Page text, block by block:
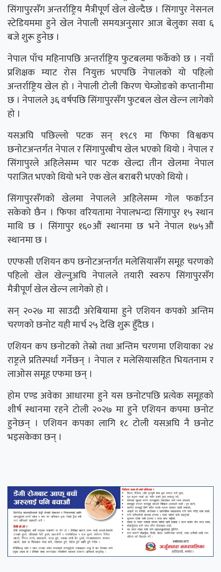
सिंगापुरसँग अन्तर्राष्ट्रिय मैत्रीपूर्ण खेल खेल्दैछ । सिंगापुर नेसनल
स्टेडियममा हुने खेल नेपाली समयअनुसार आज बेलुका सवा ६
बजे शुरू हुनेछ ।
नेपाल पाँच महिनापछि अन्तर्राष्ट्रिय फुटबलमा फर्केको छ । नयाँ
प्रशिक्षक म्याट रोस नियुक्त भएपछि नेपालको यो पहिलो
अन्तर्राष्ट्रिय खेल हो । नेपाली टोली किरण चेम्जोङको कप्तानीमा
छ । नेपालले ३६ वर्षपछि सिंगापुरसँग फुटबल खेल खेल्न लागेको
हो ।
यसअघि पछिल्लो पटक सन् १९८९ मा फिफा विश्वकप
छनोटअन्तर्गत नेपाल र सिंगापुरबीच खेल भएको थियो । नेपाल र
सिंगापुरले अहिलेसम्म चार पटक खेल्दा तीन खेलमा नेपाल
पराजित भएको थियो भने एक खेल बराबरी भएको थियो ।
सिंगापुरसँगको खेलमा नेपालले अहिलेसम्म गोल फर्काउन
सकेको छैन । फिफा वरियतामा नेपालभन्दा सिंगापुर १५ स्थान
माथि छ । सिंगापुर १६०औं स्थानमा छ भने नेपाल १७५औं
स्थानमा छ ।
एएफसी एशियन कप छनोटअन्तर्गत मलेसियासँग समूह चरणको
पहिलो खेल खेल्नुअघि नेपालले तयारी स्वरुप सिंगापुरसँग
मैत्रीपूर्ण खेल खेल्न लागेको हो ।
सन् २०२७ मा साउदी अरेबियामा हुने एशियन कपको अन्तिम
चरणको छनोट यही मार्च २५ देखि शुरू हुँदैछ ।
एशियन कप छनोटको तेस्रो तथा अन्तिम चरणमा एशियाका २४
राष्ट्रले प्रतिस्पर्धा गर्नेछन् । नेपाल र मलेसियासहित भियतनाम र
लाओस समूह एफमा छन् ।
होम एण्ड अवेका आधारमा हुने यस छनोटपछि प्रत्येक समूहको
शीर्ष स्थानमा रहने टोली २०२७ मा हुने एशियन कपमा छनोट
हुनेछन् । एशियन कपका लागि १८ टोली यसअघि नै छनोट
भइसकेका छन् ।